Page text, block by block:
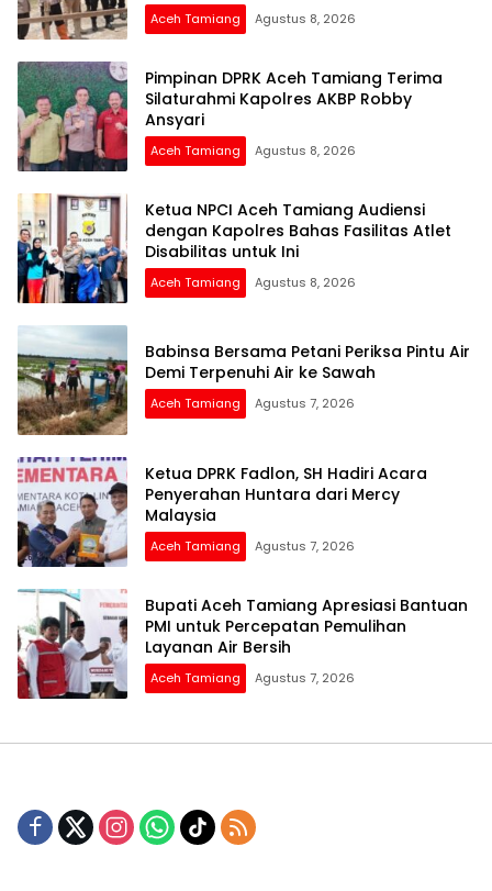
Aceh Tamiang Agustus 8, 2026
Pimpinan DPRK Aceh Tamiang Terima
Silaturahmi Kapolres AKBP Robby
Ansyari
Aceh Tamiang Agustus 8, 2026
Ketua NPCI Aceh Tamiang Audiensi
dengan Kapolres Bahas Fasilitas Atlet
Disabilitas untuk Ini
Aceh Tamiang Agustus 8, 2026
Babinsa Bersama Petani Periksa Pintu Air
Demi Terpenuhi Air ke Sawah
Aceh Tamiang Agustus 7, 2026
Ketua DPRK Fadlon, SH Hadiri Acara
Penyerahan Huntara dari Mercy
Malaysia
Aceh Tamiang Agustus 7, 2026
Bupati Aceh Tamiang Apresiasi Bantuan
PMI untuk Percepatan Pemulihan
Layanan Air Bersih
Aceh Tamiang Agustus 7, 2026